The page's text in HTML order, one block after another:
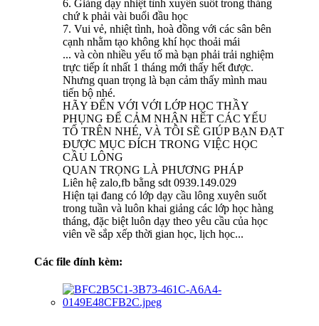
6. Giảng dạy nhiệt tình xuyên suốt trong tháng
chứ k phải vài buổi đầu học
7. Vui vẻ, nhiệt tình, hoà đồng với các sân bên
cạnh nhằm tạo không khí học thoải mái
... và còn nhiều yếu tố mà bạn phải trải nghiệm
trực tiếp ít nhất 1 tháng mới thấy hết được.
Nhưng quan trọng là bạn cảm thấy mình mau
tiến bộ nhé.
HÃY ĐẾN VỚI VỚI LỚP HỌC THẦY
PHỤNG ĐỂ CẢM NHẬN HẾT CÁC YẾU
TỐ TRÊN NHÉ, VÀ TÔI SẼ GIÚP BẠN ĐẠT
ĐƯỢC MỤC ĐÍCH TRONG VIỆC HỌC
CẦU LÔNG
QUAN TRỌNG LÀ PHƯƠNG PHÁP
Liên hệ zalo,fb bằng sdt 0939.149.029
Hiện tại đang có lớp dạy cầu lông xuyên suốt
trong tuần và luôn khai giảng các lớp học hàng
tháng, đặc biệt luôn dạy theo yêu cầu của học
viên về sắp xếp thời gian học, lịch học...
Các file đính kèm: